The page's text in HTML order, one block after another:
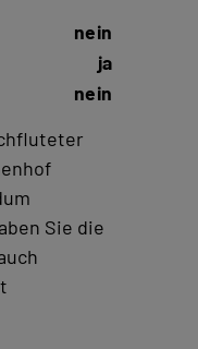
nein
ja
nein
Sie die